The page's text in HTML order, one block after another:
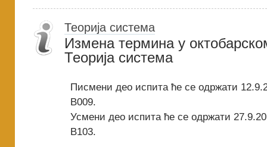
Теорија система
Измена термина у
Теорија система
Писмени део испита ће се одржати
B009.
Усмени део испита ће се одржати
B103.